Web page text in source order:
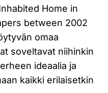
Home in
between 2002
omaa
soveltavat niihinkin
ideaalia ja
kaikki erilaisetkin